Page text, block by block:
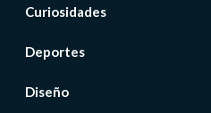
Curiosidades
Deportes
Diseño